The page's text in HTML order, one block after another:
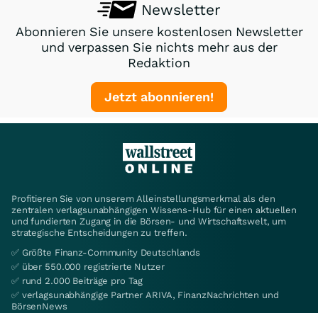
Newsletter
Abonnieren Sie unsere kostenlosen Newsletter
und verpassen Sie nichts mehr aus der
Redaktion
Jetzt abonnieren!
Profitieren Sie von unserem Alleinstellungsmerkmal als den
zentralen verlagsunabhängigen Wissens-Hub für einen aktuellen
und fundierten Zugang in die Börsen- und Wirtschaftswelt, um
strategische Entscheidungen zu treffen.
✅ Größte Finanz-Community Deutschlands
✅ über 550.000 registrierte Nutzer
✅ rund 2.000 Beiträge pro Tag
✅ verlagsunabhängige Partner ARIVA, FinanzNachrichten und
BörsenNews